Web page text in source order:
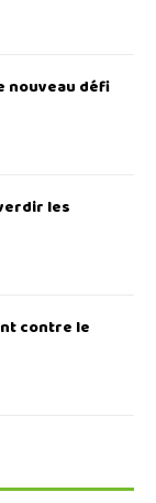
nouveau défi
les
contre le